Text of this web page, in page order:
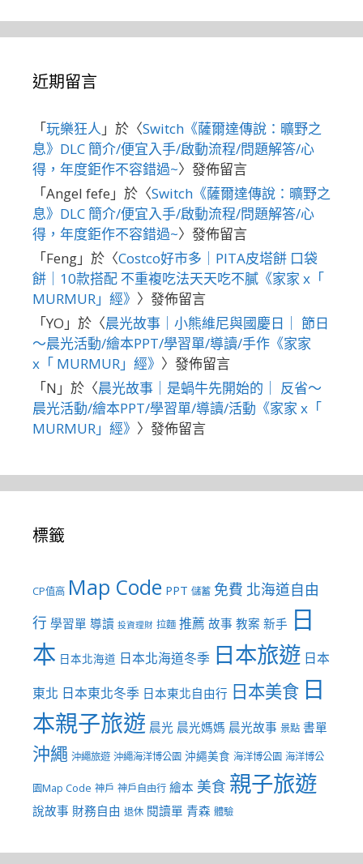
近期留言
「玩樂狂人 」於〈Switch《薩爾達傳說：曠野之
息》DLC 簡介/便宜入手/啟動流程/問題解答/心
得，年度鉅作不容錯過~〉發佈留言
「Angel fefe 」於〈Switch《薩爾達傳說：曠野之
息》DLC 簡介/便宜入手/啟動流程/問題解答/心
得，年度鉅作不容錯過~〉發佈留言
「Feng」於〈Costco好市多｜PITA皮塔餅 口袋
餅｜10款搭配 不重複吃法天天吃不膩《家家 x「
MURMUR」經》 〉發佈留言
「YO 」於〈晨光故事｜小熊維尼與國慶日｜ 節日
～晨光活動/繪本PPT/學習單/導讀/手作《家家
x「 MURMUR」經》 〉發佈留言
「N 」於〈晨光故事｜是蝸牛先開始的｜ 反省～
晨光活動/繪本PPT/學習單/導讀/活動《家家 x「
MURMUR」經》 〉發佈留言
標籤
CP值高 Map Code PPT 儲蓄 免費 北海道自由
行 學習單 導讀 投資理財 拉麵 推薦 故事 教案 新手 日
本 日本北海道 日本北海道冬季 日本旅遊 日本
東北 日本東北冬季 日本東北自由行 日本美食 日
本親子旅遊 晨光 晨光媽媽 晨光故事 景點 書單
沖繩 沖繩旅遊 沖繩海洋博公園 沖繩美食 海洋博公園 海洋博公
園Map Code 神戶 神戶自由行 繪本 美食 親子旅遊
說故事 財務自由 退休 閱讀單 青森 體驗